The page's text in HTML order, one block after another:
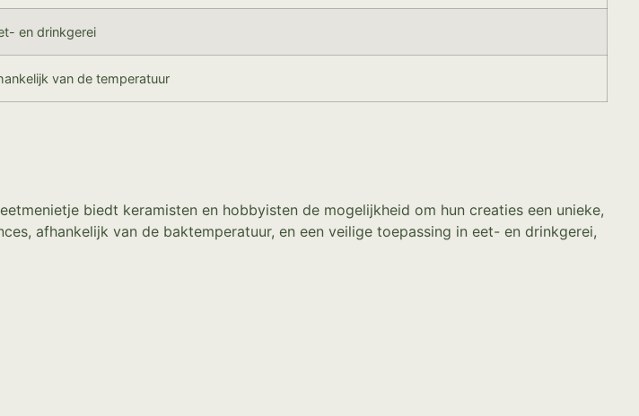
en drinkgerei
van de temperatuur
biedt keramisten en hobbyisten de mogelijkheid om hun creaties een unieke,
afhankelijk van de baktemperatuur, en een veilige toepassing in eet- en drinkgerei,